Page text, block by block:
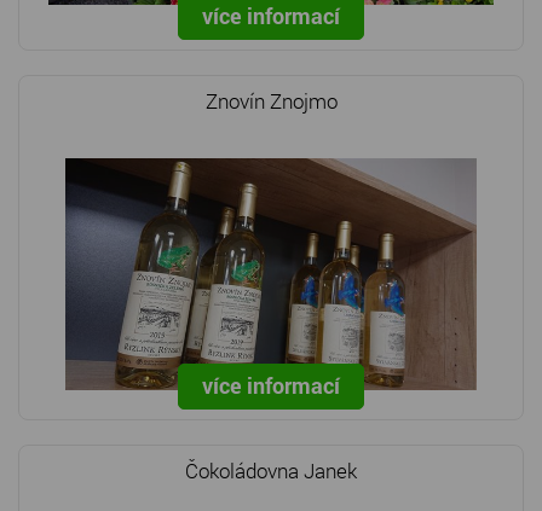
více informací
Znovín Znojmo
více informací
Čokoládovna Janek